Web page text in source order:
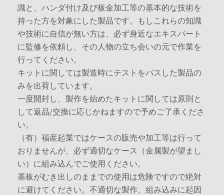
識と、ハンダ付け及び板金加工等の基本的な技術を
持った方を対象にした製品です。もしこれらの知識
や技術に自信が無い方は、必ず身近なエキスパート
に監修を依頼し、その人物の立ち会いの元で作業を
行ってください。
キットに関しては製造時にテストをパスした製品の
みを出荷しています。
一度開封し、製作を始めたキットに関しては原則と
して返品/交換に応じかねますので予めご了承くださ
い。
（有）福産起業ではケースの販売や加工等は行って
おりませんが、必ず適切なケース（金属製が望まし
い）に組み込んでご使用ください。
基板がむき出しのままでの使用は危険ですので絶対
に避けてください。不適切な製作、組み込みに起因